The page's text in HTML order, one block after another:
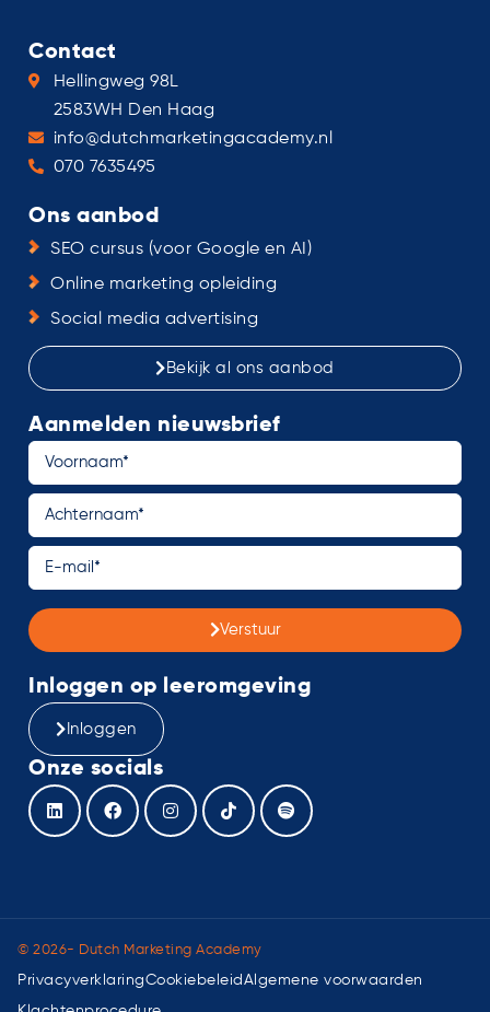
Contact
Hellingweg 98L
2583WH Den Haag
info@dutchmarketingacademy.nl
070 7635495
Ons aanbod
SEO cursus (voor Google en AI)
Online marketing opleiding
Social media advertising
Bekijk al ons aanbod
Aanmelden nieuwsbrief
Verstuur
Inloggen op leeromgeving
Inloggen
Onze socials
© 2026- Dutch Marketing Academy
PrivacyverklaringCookiebeleid Algemene voorwaarden